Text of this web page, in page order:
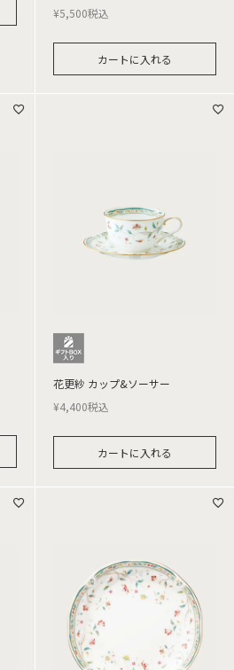
¥5,500税込
カートに入れる
花更紗 カップ&ソーサー
¥4,400税込
カートに入れる